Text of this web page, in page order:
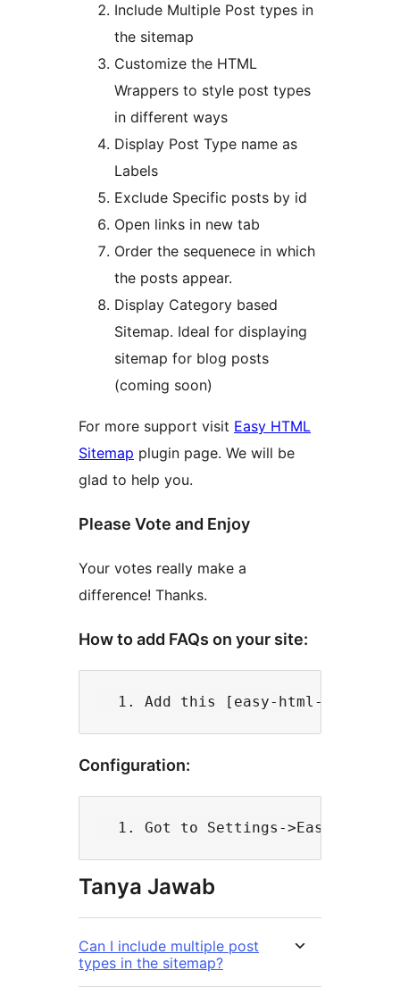
Include Multiple Post types in
the sitemap
Customize the HTML
Wrappers to style post types
in different ways
Display Post Type name as
Labels
Exclude Specific posts by id
Open links in new tab
Order the sequenece in which
the posts appear.
Display Category based
Sitemap. Ideal for displaying
sitemap for blog posts
(coming soon)
For more support visit Easy HTML
Sitemap plugin page. We will be
glad to help you.
Please Vote and Enjoy
Your votes really make a
difference! Thanks.
How to add FAQs on your site:
Configuration:
Tanya Jawab
Can I include multiple post
types in the sitemap?